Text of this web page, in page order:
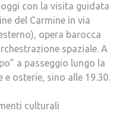
con la visita guidata
del Carmine in via
opera barocca
spaziale. A
a passeggio lungo la
osterie, sino alle 19.30.
culturali